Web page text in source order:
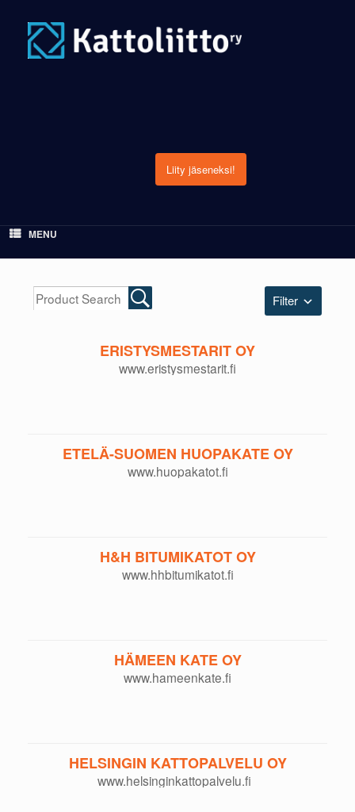
content
Liity jäseneksi!
MENU
Filter
ERISTYSMESTARIT OY
www.eristysmestarit.fi
ETELÄ-SUOMEN HUOPAKATE OY
www.huopakatot.fi
H&H BITUMIKATOT OY
www.hhbitumikatot.fi
HÄMEEN KATE OY
www.hameenkate.fi
HELSINGIN KATTOPALVELU OY
www.helsinginkattopalvelu.fi